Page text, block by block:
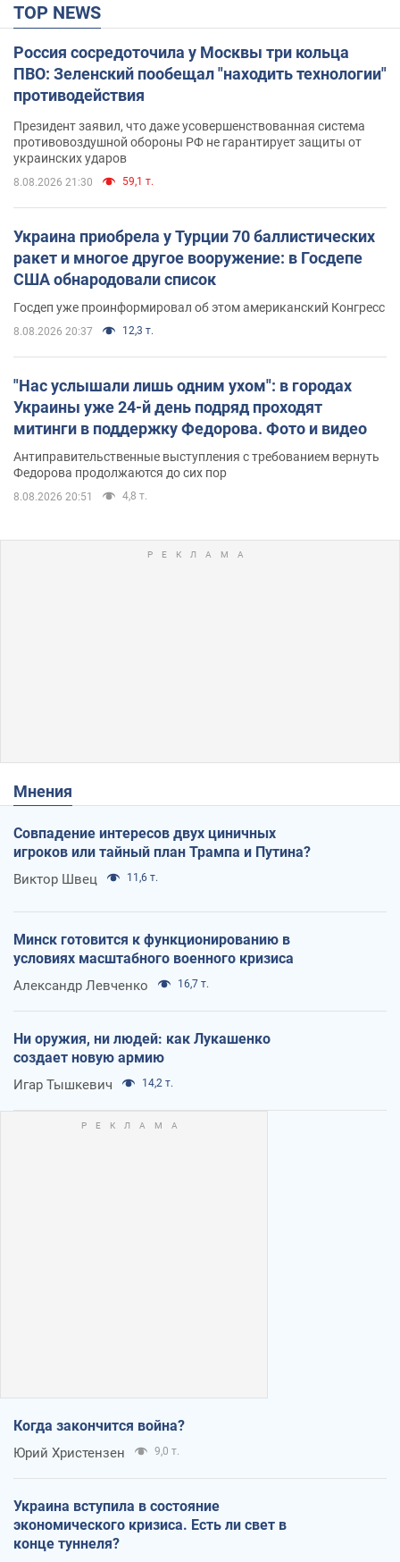
TOP NEWS
Россия сосредоточила у Москвы три кольца
ПВО: Зеленский пообещал "находить технологии"
противодействия
Президент заявил, что даже усовершенствованная система
противовоздушной обороны РФ не гарантирует защиты от
украинских ударов
8.08.2026 21:30 59,1 т.
Украина приобрела у Турции 70 баллистических
ракет и многое другое вооружение: в Госдепе
США обнародовали список
Госдеп уже проинформировал об этом американский Конгресс
8.08.2026 20:37 12,3 т.
"Нас услышали лишь одним ухом": в городах
Украины уже 24-й день подряд проходят
митинги в поддержку Федорова. Фото и видео
Антиправительственные выступления с требованием вернуть
Федорова продолжаются до сих пор
8.08.2026 20:51 4,8 т.
Мнения
Совпадение интересов двух циничных
игроков или тайный план Трампа и Путина?
Виктор Швец 11,6 т.
Минск готовится к функционированию в
условиях масштабного военного кризиса
Александр Левченко 16,7 т.
Ни оружия, ни людей: как Лукашенко
создает новую армию
Игар Тышкевич 14,2 т.
Когда закончится война?
Юрий Христензен 9,0 т.
Украина вступила в состояние
экономического кризиса. Есть ли свет в
конце туннеля?